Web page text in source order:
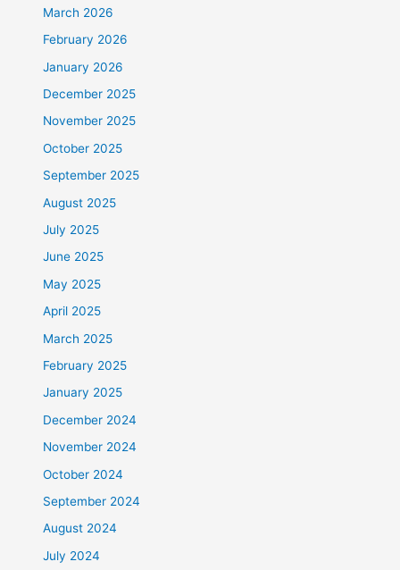
March 2026
February 2026
January 2026
December 2025
November 2025
October 2025
September 2025
August 2025
July 2025
June 2025
May 2025
April 2025
March 2025
February 2025
January 2025
December 2024
November 2024
October 2024
September 2024
August 2024
July 2024